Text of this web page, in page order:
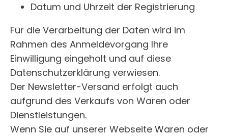
Datum und Uhrzeit der Registrierung
Für die Verarbeitung der Daten wird im
Rahmen des Anmeldevorgang Ihre
Einwilligung eingeholt und auf diese
Datenschutzerklärung verwiesen.
Der Newsletter-Versand erfolgt auch
aufgrund des Verkaufs von Waren oder
Dienstleistungen.
Wenn Sie auf unserer Webseite Waren oder